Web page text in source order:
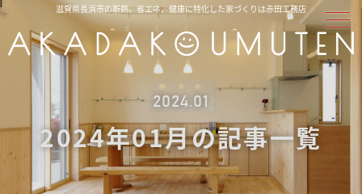
滋賀県長浜市の断熱、省エネ、健康に特化した家づくりは赤田工務店
2024.01
2024年01月の記事一覧